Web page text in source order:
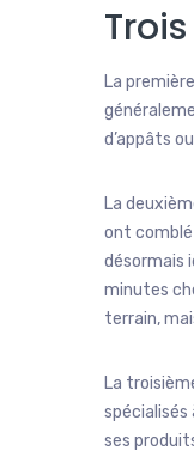
La
d’appâts
La
ont
désormais
minutes
terrain,
La
spécialisés
ses